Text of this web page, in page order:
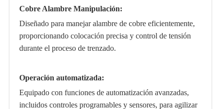
Cobre Alambre Manipulación:
Diseñado para manejar alambre de cobre eficientemente,
proporcionando colocación precisa y control de tensión
durante el proceso de trenzado.
Operación automatizada:
Equipado con funciones de automatización avanzadas,
incluidos controles programables y sensores, para agilizar